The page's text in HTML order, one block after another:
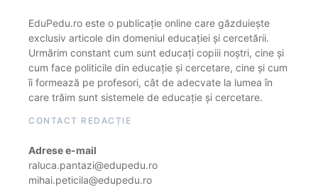
EduPedu.ro este o publicație online care găzduiește
exclusiv articole din domeniul educației și cercetării.
Urmărim constant cum sunt educați copiii noștri, cine și
cum face politicile din educație și cercetare, cine și cum
îi formează pe profesori, cât de adecvate la lumea în
care trăim sunt sistemele de educație și cercetare.
CONTACT REDACȚIE
Adrese e-mail
raluca.pantazi@edupedu.ro
mihai.peticila@edupedu.ro